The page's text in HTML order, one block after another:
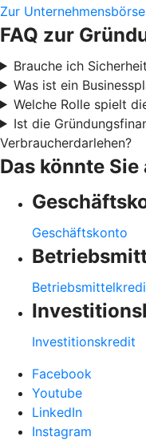
Zur Unternehmensbörse
FAQ zur
Brauche ich
Was ist ein
Welche Rolle spielt
Ist die
Verbraucherdarlehen?
Das könnte
Geschäftskonto
Investitionskredit
Facebook
Youtube
LinkedIn
Instagram